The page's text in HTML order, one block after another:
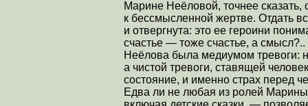
Марине Неёловой, точнее сказать,
к бессмысленной жертве. Отдать
и отвергнута: это ее героини
счастье — тоже счастье, а
Неёлова была медиумом тревоги:
а чистой тревоги, ставящей
состояние, и именно страх перед
Едва ли не любая из ролей